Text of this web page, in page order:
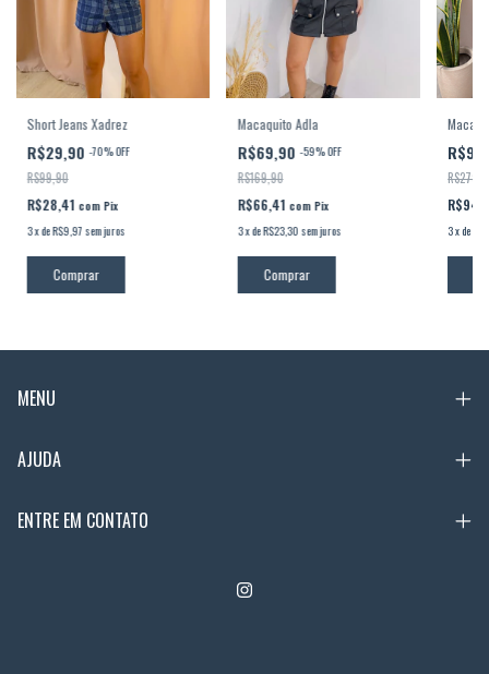
Short Jeans Xadrez
R$29,90-70%OFF
R$99,90
R$28,41 com Pix
3xdeR$9,97 sem juros
Comprar
Macaquito Adla
R$69,90-59%OFF
R$169,90
R$66,41 com Pix
3xdeR$23,30 sem juros
Comprar
3xde
MENU
AJUDA
ENTRE EM CONTATO